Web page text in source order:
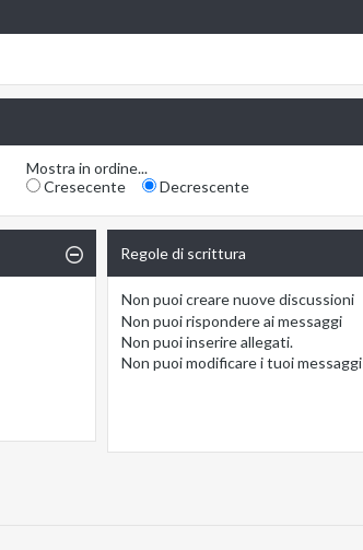
Mostra in ordine...
Cresecente
Decrescente
Regole di scrittura
Non puoicreare nuove discussioni
Non puoirispondere ai messaggi
Non puoiinserire allegati.
Non puoimodificare i tuoi messaggi